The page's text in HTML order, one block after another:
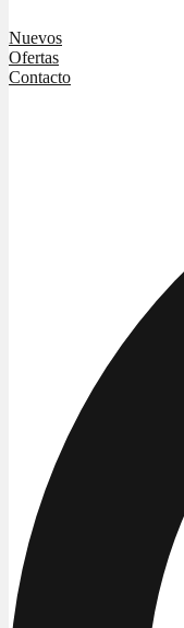
Nuevos
Ofertas
Contacto